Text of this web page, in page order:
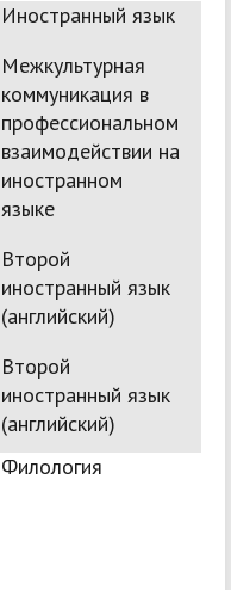
Иностранный язык
Межкультурная
коммуникация в
профессиональном
взаимодействии на
иностранном
языке
Второй
иностранный язык
(английский)
Второй
иностранный язык
(английский)
Филология